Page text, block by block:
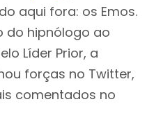
aqui fora: os Emos.
do hipnólogo ao
Líder Prior, a
forças no Twitter,
comentados no